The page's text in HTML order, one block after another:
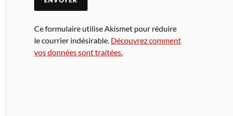
Ce formulaire utilise Akismet pour réduire
le courrier indésirable. Découvrez comment
vos données sont traitées.